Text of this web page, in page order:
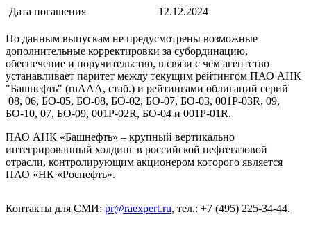
Дата погашения
12.12.2024
По данным выпускам не предусмотрены возможные
дополнительные корректировки за субординацию,
обеспечение и поручительство, в связи с чем агентство
устанавливает паритет между текущим рейтингом ПАО АНК
"Башнефть" (ruAAA, стаб.) и рейтингами облигаций серий
08, 06, БО-05, БО-08, БО-02, БО-07, БО-03, 001P-03R, 09,
БО-10, 07, БО-09, 001P-02R, БО-04 и 001P-01R.
ПАО АНК «Башнефть» – крупный вертикально
интегрированный холдинг в российской нефтегазовой
отрасли, контролирующим акционером которого является
ПАО «НК «Роснефть».
Контакты для СМИ: pr@raexpert.ru, тел.: +7 (495) 225-34-44.